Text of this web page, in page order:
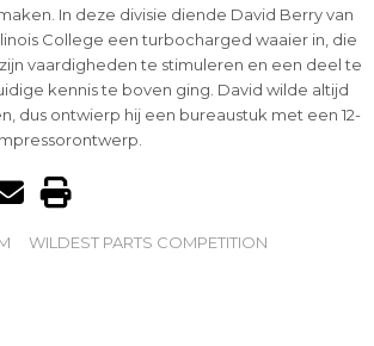
In deze divisie diende David Berry van
College een turbocharged waaier in, die
vaardigheden te stimuleren en een deel te
kennis te boven ging. David wilde altijd
dus ontwierp hij een bureaustuk met een 12-
WILDEST PARTS COMPETITION